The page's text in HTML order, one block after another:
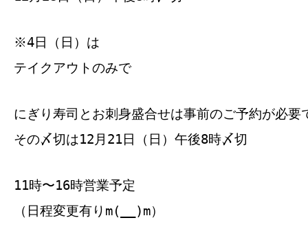
※4日（日）は
テイクアウトのみで
にぎり寿司とお刺身盛合せは事前のご予約が必要
その〆切は12月21日（日）午後8時〆切
11時〜16時営業予定
（日程変更有りm(__)m）